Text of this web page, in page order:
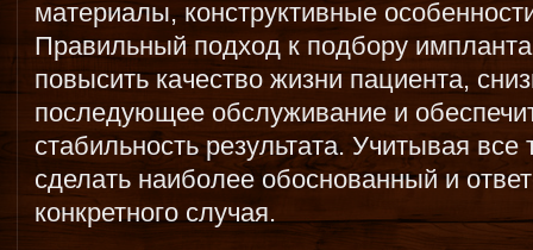
материалы, конструктивные
Правильный подход к подбору
повысить качество жизни пациента,
последующее обслуживание и
стабильность результата. Учитывая
сделать наиболее обоснованный и
конкретного случая.